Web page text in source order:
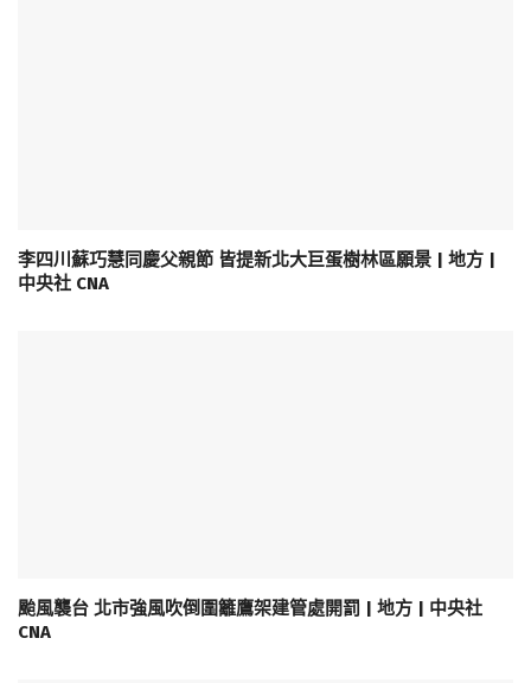
李四川蘇巧慧同慶父親節 皆提新北大巨蛋樹林區願景 | 地方 |
中央社 CNA
颱風襲台 北市強風吹倒圍籬鷹架建管處開罰 | 地方 | 中央社
CNA